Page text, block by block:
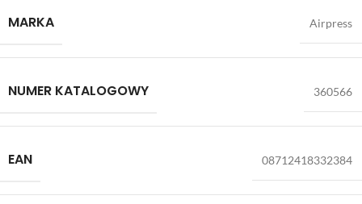
MARKA Airpress
NUMER KATALOGOWY 360566
EAN 08712418332384